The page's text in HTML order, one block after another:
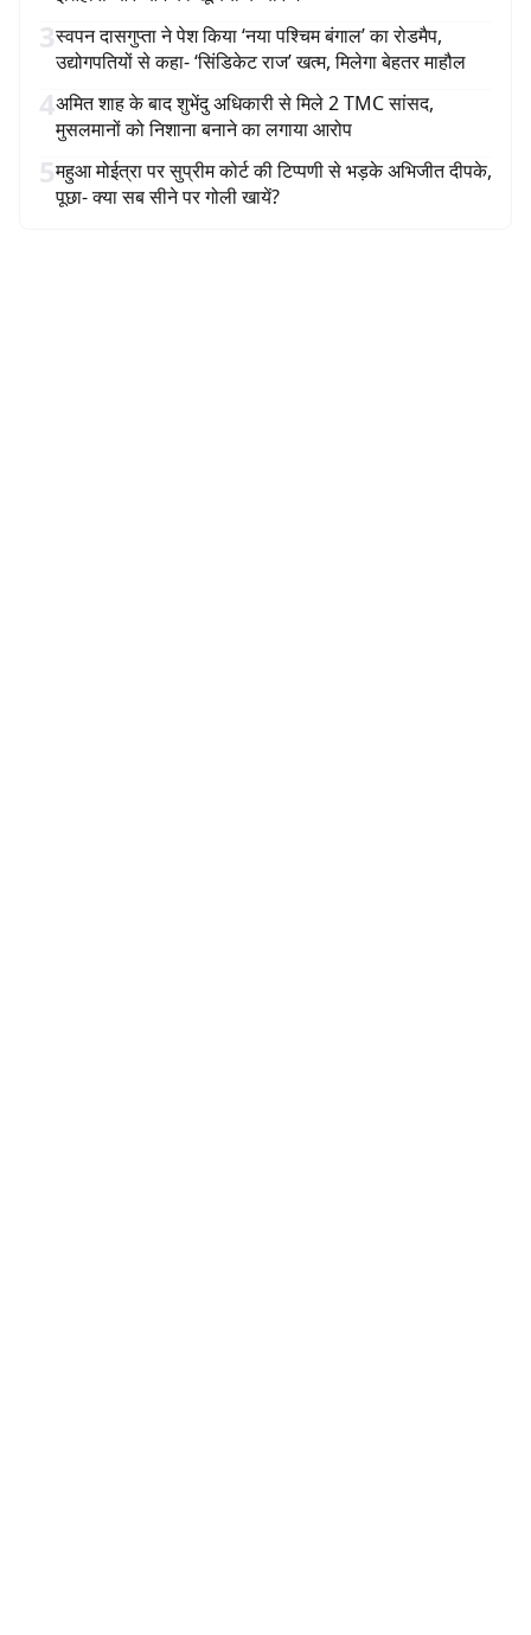
3स्वपन दासगुप्ता ने पेश किया ‘नया पश्चिम बंगाल’ का रोडमैप,
उद्योगपतियों से कहा- ‘सिंडिकेट राज’ खत्म, मिलेगा बेहतर माहौल
4अमित शाह के बाद शुभेंदु अधिकारी से मिले 2 TMC सांसद,
मुसलमानों को निशाना बनाने का लगाया आरोप
5महुआ मोईत्रा पर सुप्रीम कोर्ट की टिप्पणी से भड़के अभिजीत दीपके,
पूछा- क्या सब सीने पर गोली खायें?